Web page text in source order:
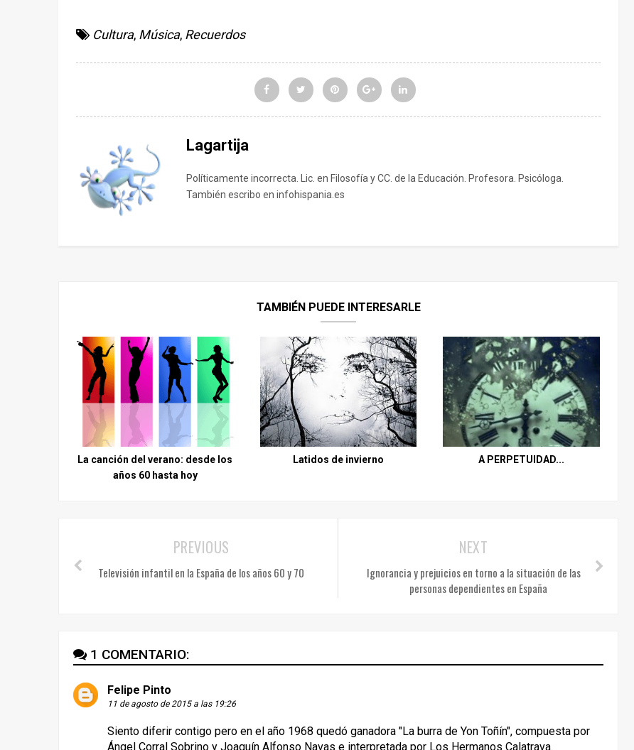
Cultura, Música, Recuerdos
Lagartija
Políticamente incorrecta. Lic. en Filosofía y CC. de la Educación. Profesora. Psicóloga.
También escribo en infohispania.es
TAMBIÉN PUEDE INTERESARLE
La canción del verano: desde los
años 60 hasta hoy
Latidos de invierno A PERPETUIDAD...
NEXT
Ignorancia y prejuicios en torno a la situación de las
personas dependientes en España
PREVIOUS
Televisión infantil en la España de los años 60 y 70
1 COMENTARIO:
Felipe Pinto
11 de agosto de 2015 a las 19:26
Siento diferir contigo pero en el año 1968 quedó ganadora "La burra de Yon Toñín", compuesta por
Ángel Corral Sobrino y Joaquín Alfonso Navas e interpretada por Los Hermanos Calatrava.